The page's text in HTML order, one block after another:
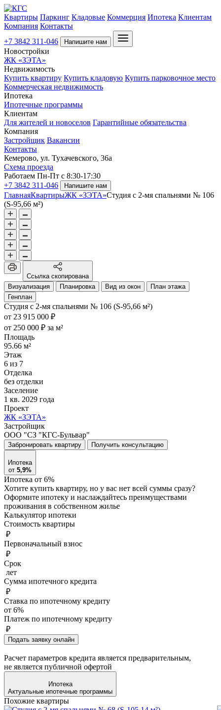
Квартиры Паркинг Кладовые Коммерция Ипотека Клиентам
Компания Контакты
+7 3842 311-046
Напишите нам
Новостройки
ЖК «ЗЭТА»
Недвижимость
Купить квартиру Купить кладовую Купить парковочное место
Коммерческая недвижимость
Ипотека
Ипотечные программы
Клиентам
Для жителей и новоселов Гарантийные обязательства
Компания
Застройщик Вакансии
Контакты
Кемерово, ул. Тухачевского, 36а
Схема проезда
Работаем Пн-Пт с 8:30-17:30
+7 3842 311-046
Напишите нам
ГлавнаяКвартирыЖК «ЗЭТА»Студия с 2-мя спальнями № 106
(S-95,66 м²)
Ссылка скопирована
Визуализация
Планировка Вид из окон
План этажа
Генплан
Студия с 2-мя спальнями № 106 (S-95,66 м²)
от 23 915 000 ₽
от 250 000 ₽ за м²
Площадь
95.66 м²
Этаж
6 из 7
Отделка
без отделки
Заселение
1 кв. 2029 года
Проект
ЖК «ЗЭТА»
Застройщик
ООО "СЗ "КГС-Бульвар"
Забронировать квартиру Получить консультацию
Ипотека
от 5,9%
Ипотека от 6%
Хотите купить квартиру, но у вас нет всей суммы сразу?
Оформите ипотеку и наслаждайтесь преимуществами
проживания в собственном жилье
Калькулятор ипотеки
Стоимость квартиры
₽
Первоначальный взнос
₽
Срок
лет
Сумма ипотечного кредита
₽
Ставка по ипотечному кредиту
от 6%
Платеж по ипотечному кредиту
₽
Подать заявку онлайн
Расчет параметров кредита является предварительным,
не является публичной офертой
Ипотека
Актуальные ипотечные программы
Похожие квартиры